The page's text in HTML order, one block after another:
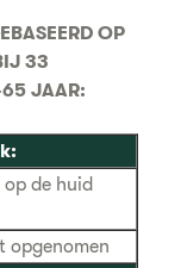
OP
33
65 JAAR:
de huid
opgenomen